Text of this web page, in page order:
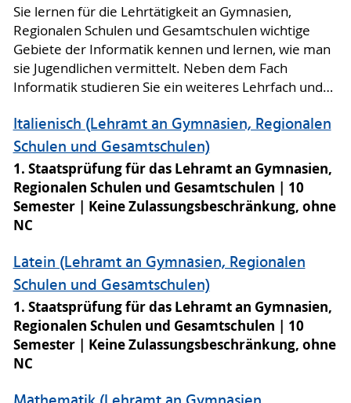
Sie lernen für die Lehrtätigkeit an Gymnasien,
Regionalen Schulen und Gesamtschulen wichtige
Gebiete der Informatik kennen und lernen, wie man
sie Jugendlichen vermittelt. Neben dem Fach
Informatik studieren Sie ein weiteres Lehrfach und…
Italienisch (Lehramt an Gymnasien, Regionalen
Schulen und Gesamtschulen)
1. Staatsprüfung für das Lehramt an Gymnasien,
Regionalen Schulen und Gesamtschulen
10
Semester
Keine Zulassungsbeschränkung, ohne
NC
Latein (Lehramt an Gymnasien, Regionalen
Schulen und Gesamtschulen)
1. Staatsprüfung für das Lehramt an Gymnasien,
Regionalen Schulen und Gesamtschulen
10
Semester
Keine Zulassungsbeschränkung, ohne
NC